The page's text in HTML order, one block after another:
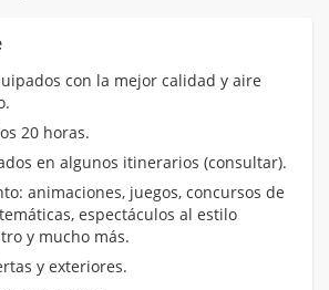
con la mejor calidad y aire
20 horas.
en algunos itinerarios (consultar).
animaciones, juegos, concursos de
espectáculos al estilo
y mucho más.
y exteriores.